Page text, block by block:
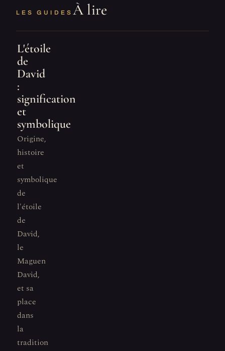
LES GUIDES À lire
L'étoile
de
David
:
signification
et
symbolique
Origine,
histoire
et
symbolique
de
l'étoile
de
David,
le
Maguen
David,
et sa
place
dans
la
tradition